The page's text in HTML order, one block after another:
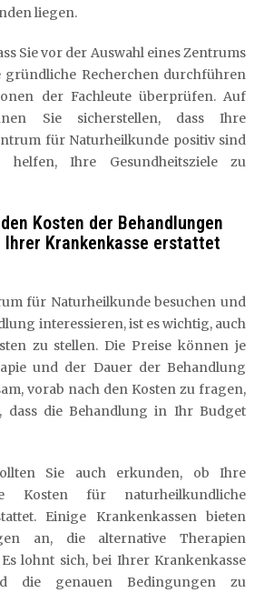
liegen.
Sie vor der Auswahl eines Zentrums
Recherchen durchführen
der Fachleute überprüfen. Auf
Sie sicherstellen, dass Ihre
für Naturheilkunde positiv sind
Ihre Gesundheitsziele zu
Kosten der Behandlungen
Ihrer Krankenkasse erstattet
für Naturheilkunde besuchen und
interessieren, ist es wichtig, auch
zu stellen. Die Preise können je
und der Dauer der Behandlung
vorab nach den Kosten zu fragen,
dass die Behandlung in Ihr Budget
Sie auch erkunden, ob Ihre
Kosten für naturheilkundliche
Einige Krankenkassen bieten
an, die alternative Therapien
lohnt sich, bei Ihrer Krankenkasse
die genauen Bedingungen zu